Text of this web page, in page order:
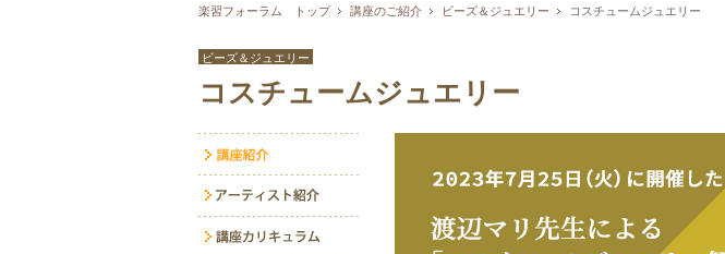
楽習フォーラム トップ 講座のご紹介 ビーズ＆ジュエリー コスチュームジュエリー
ビーズ＆ジュエリー
コスチュームジュエリー